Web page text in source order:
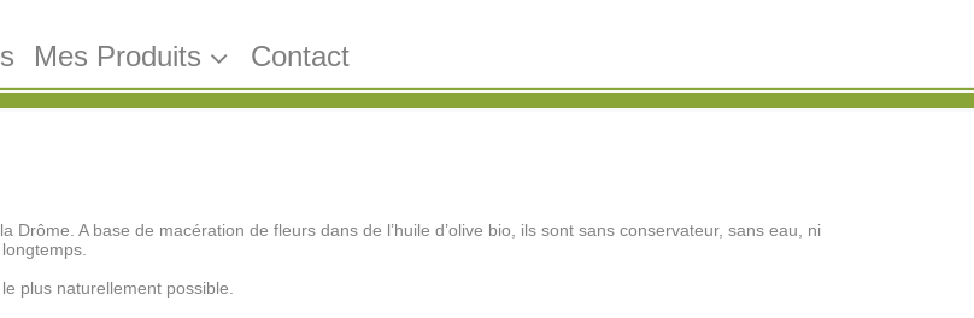
Mes Produits Contact
A base de macération de fleurs dans de l’huile d’olive bio, ils sont sans conservateur, sans eau, ni
plus naturellement possible.